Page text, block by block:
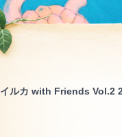
イルカ with Friends Vol.2